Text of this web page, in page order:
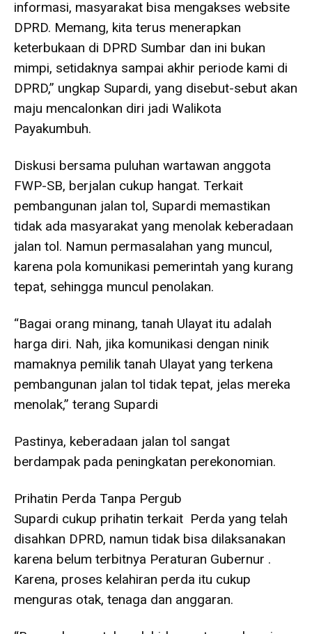
informasi, masyarakat bisa mengakses website
DPRD. Memang, kita terus menerapkan
keterbukaan di DPRD Sumbar dan ini bukan
mimpi, setidaknya sampai akhir periode kami di
DPRD,” ungkap Supardi, yang disebut-sebut akan
maju mencalonkan diri jadi Walikota
Payakumbuh.
Diskusi bersama puluhan wartawan anggota
FWP-SB, berjalan cukup hangat. Terkait
pembangunan jalan tol, Supardi memastikan
tidak ada masyarakat yang menolak keberadaan
jalan tol. Namun permasalahan yang muncul,
karena pola komunikasi pemerintah yang kurang
tepat, sehingga muncul penolakan.
“Bagai orang minang, tanah Ulayat itu adalah
harga diri. Nah, jika komunikasi dengan ninik
mamaknya pemilik tanah Ulayat yang terkena
pembangunan jalan tol tidak tepat, jelas mereka
menolak,” terang Supardi
Pastinya, keberadaan jalan tol sangat
berdampak pada peningkatan perekonomian.
Prihatin Perda Tanpa Pergub
Supardi cukup prihatin terkait Perda yang telah
disahkan DPRD, namun tidak bisa dilaksanakan
karena belum terbitnya Peraturan Gubernur .
Karena, proses kelahiran perda itu cukup
menguras otak, tenaga dan anggaran.